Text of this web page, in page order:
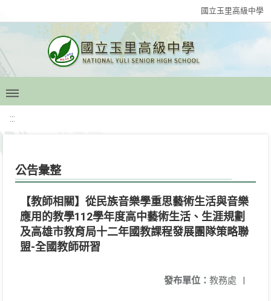
國立玉里高級中學
:::
公告彙整
【教師相關】從民族音樂學重思藝術生活與音樂
應用的教學112學年度高中藝術生活、生涯規劃
及高雄市教育局十二年國教課程發展團隊策略聯
盟-全國教師研習
發布單位： 教務處 |